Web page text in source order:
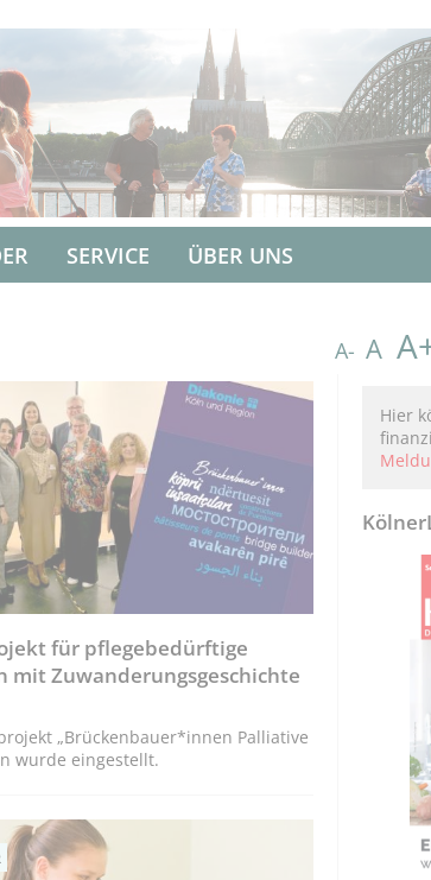
SERVICE ÜBER UNS
A- A
für pflegebedürftige
mit Zuwanderungsgeschichte
„Brückenbauer*innen Palliative
wurde eingestellt.
Hier